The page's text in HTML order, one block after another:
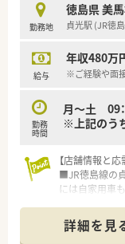
勤務地
徳島県 美
貞光駅 (JR徳
給与
年収480万
※ご経験や面
勤務
時間
月～土 09：
※上記のう
【店舗情報と
■JR徳島線の
には自家用車
平均50枚から
■薬剤師は常
詳細を見